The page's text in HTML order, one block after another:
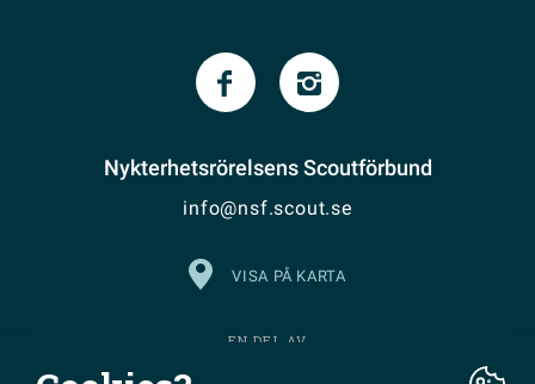
Nykterhetsrörelsens Scoutförbund
info@nsf.scout.se
VISA PÅ KARTA
EN DEL AV